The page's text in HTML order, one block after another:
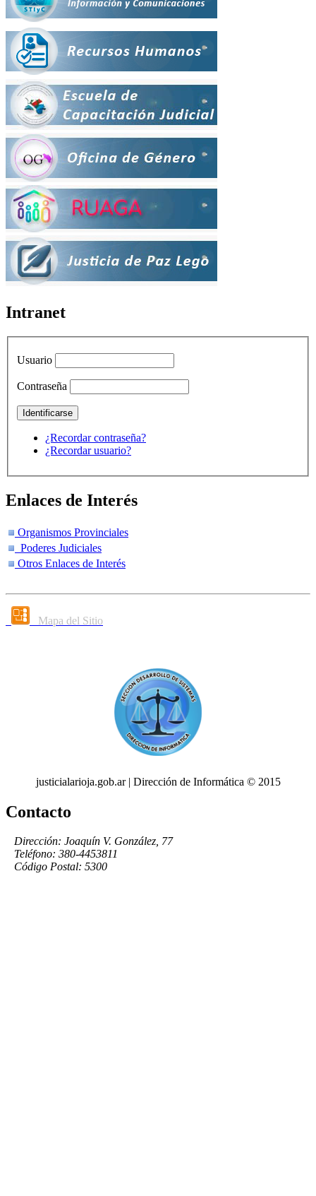
Intranet
Usuario
Contraseña
¿Recordar contraseña?
¿Recordar usuario?
Enlaces de Interés
Organismos Provinciales
Poderes Judiciales
Otros Enlaces de Interés
Mapa del Sitio
justicialarioja.gob.ar | Dirección de Informática © 2015
Contacto
Dirección: Joaquín V. González, 77
Teléfono: 380-4453811
Código Postal: 5300